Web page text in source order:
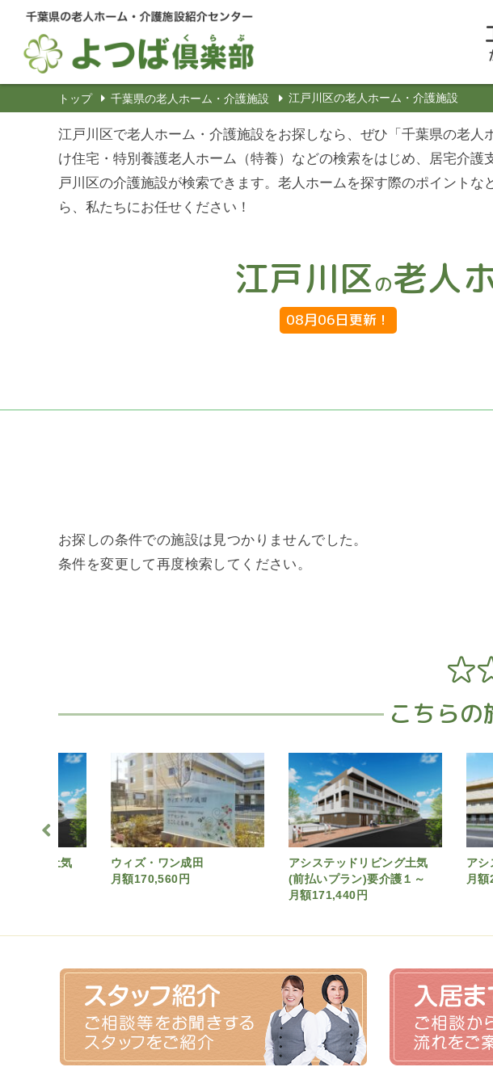
トップ 千葉県の老人ホーム・介護施設 江戸川区の老人ホーム・介護施設
江戸川区で老人ホーム・介護施設をお探しなら、ぜひ「千葉県の老
け住宅・特別養護老人ホーム（特養）などの検索をはじめ、居宅介
戸川区の介護施設が検索できます。老人ホームを探す際のポイント
ら、私たちにお任せください！
江戸川区の老人
08月06日更新！
お探しの条件での施設は見つかりませんでした。
条件を変更して再度検索してください。
こちら
ビング土気
ウィズ・ワン成田
月額170,560円
アシステッドリビング土気
(前払いプラン)要介護１～
月額171,440円
アシ
月